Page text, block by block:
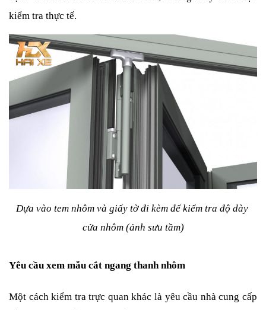
kiểm tra thực tế.
Dựa vào tem nhôm và giấy tờ đi kèm để kiểm tra độ dày
cửa nhôm (ảnh sưu tầm)
Yêu cầu xem mẫu cắt ngang thanh nhôm
Một cách kiểm tra trực quan khác là yêu cầu nhà cung cấp